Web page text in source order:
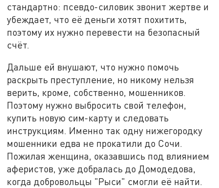
стандартно: псевдо-силовик звонит жертве и
убеждает, что её деньги хотят похитить,
поэтому их нужно перевести на безопасный
счёт.
Дальше ей внушают, что нужно помочь
раскрыть преступление, но никому нельзя
верить, кроме, собственно, мошенников.
Поэтому нужно выбросить свой телефон,
купить новую сим-карту и следовать
инструкциям. Именно так одну нижегородку
мошенники едва не прокатили до Сочи.
Пожилая женщина, оказавшись под влиянием
аферистов, уже добралась до Домодедова,
когда добровольцы "Рыси" смогли её найти.